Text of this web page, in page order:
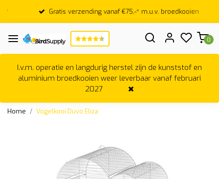
Gratis verzending vanaf €75,-* m.u.v. broedkooien
0
I.v.m. operatie en langdurig herstel zijn de kunststof en
aluminium broedkooien weer leverbaar vanaf februari
2027
Home Vogelkooi Duvo Eliza